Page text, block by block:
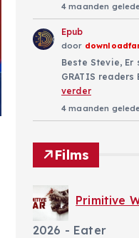
4 maanden
Epub
door
Beste Stevie, Er
GRATIS readers
verder
4 maanden
Films
Primitive
2026 - Eater